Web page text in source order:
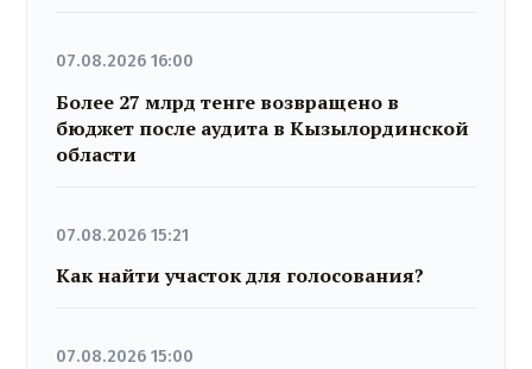
07.08.2026 16:00
Более 27 млрд тенге возвращено в
бюджет после аудита в Кызылординской
области
07.08.2026 15:21
Как найти участок для голосования?
07.08.2026 15:00